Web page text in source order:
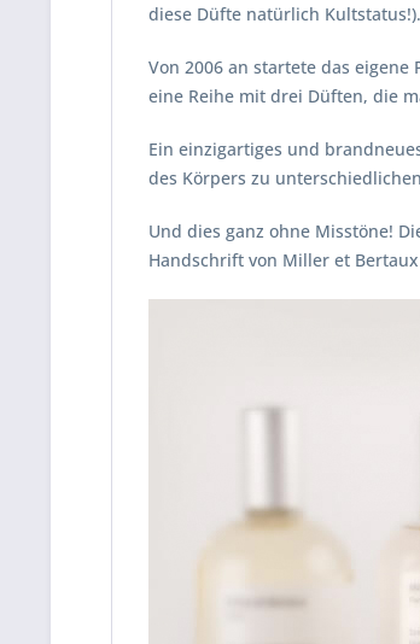
diese Düfte natürlich Kultstatus!).
Von 2006 an startete das
eine Reihe mit drei Düften, die
Ein einzigartiges und
des Körpers zu
Und dies ganz ohne Misstöne!
Handschrift von Miller et